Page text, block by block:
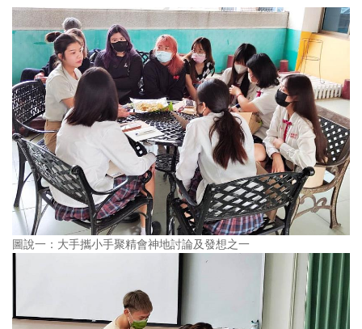
圖說一：大手攜小手聚精會神地討論及發想之一